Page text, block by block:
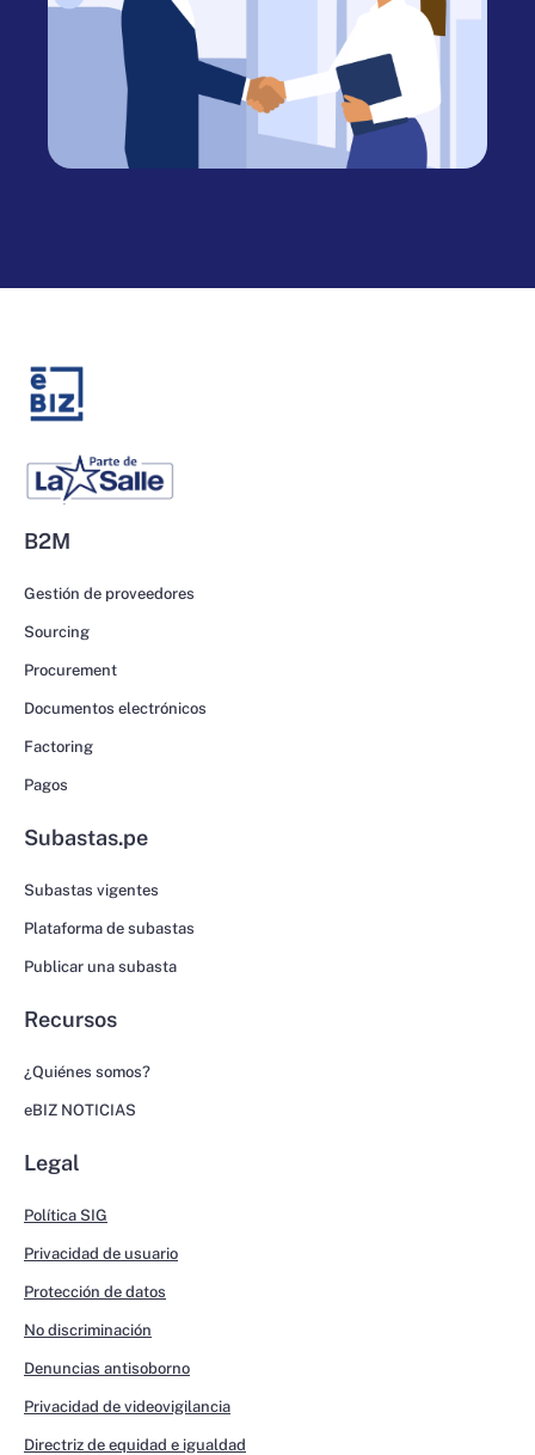
B2M
Gestión de proveedores
Sourcing
Procurement
Documentos electrónicos
Factoring
Pagos
Subastas.pe
Subastas vigentes
Plataforma de subastas
Publicar una subasta
Recursos
¿Quiénes somos?
eBIZ NOTICIAS
Legal
Política SIG
Privacidad de usuario
Protección de datos
No discriminación
Denuncias antisoborno
Privacidad de videovigilancia
Directriz de equidad e igualdad